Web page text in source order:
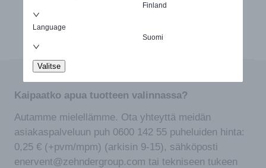
Finland
Language
Suomi
Valitse
Kaipaatko apua tuotteen valinnassa?
Autamme mielellämme. Ota yhteyttä meidän
asiakaspalveluun puh 0600 142 55 puheluiden hinta:
0,25 € (+pvm/mpm) (arkisin 9-15), sähköposti
enervent@zehndergroup.com tai tekniseen tukeen